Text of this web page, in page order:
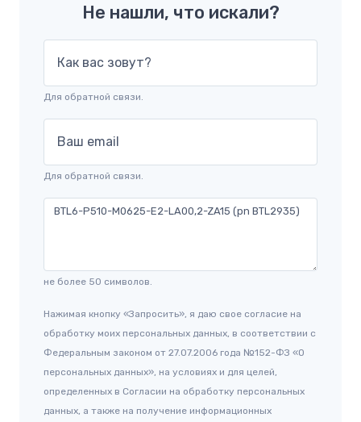
Не нашли, что искали?
Как вас зовут?
Для обратной связи.
Ваш email
Для обратной связи.
не более 50 символов.
Нажимая кнопку «Запросить», я даю свое согласие на
обработку моих персональных данных, в соответствии с
Федеральным законом от 27.07.2006 года №152-ФЗ «О
персональных данных», на условиях и для целей,
определенных в Согласии на обработку персональных
данных, а также на получение информационных